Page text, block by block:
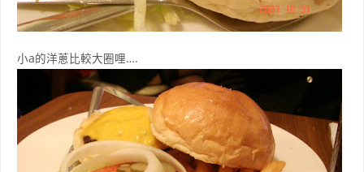
小a的洋蔥比較大圈哩….